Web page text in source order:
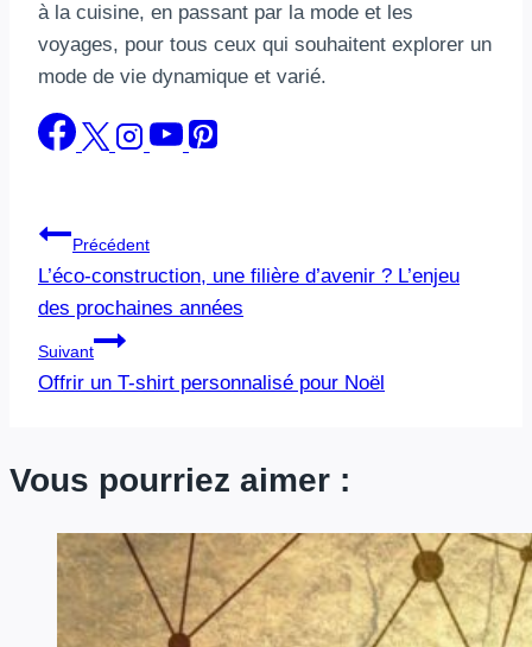
à la cuisine, en passant par la mode et les
voyages, pour tous ceux qui souhaitent explorer un
mode de vie dynamique et varié.
Navigation
de
l’article
Précédent
L’éco-construction, une filière d’avenir ? L’enjeu
des prochaines années
Suivant
Offrir un T-shirt personnalisé pour Noël
Vous pourriez aimer :